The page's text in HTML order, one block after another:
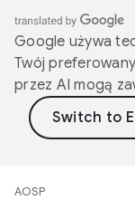
Google używa
Twój
przez AI mogą
AOSP